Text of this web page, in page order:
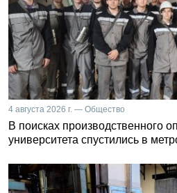
4 августа 2026 г. — Общество
В поисках производственного
университета спустились в